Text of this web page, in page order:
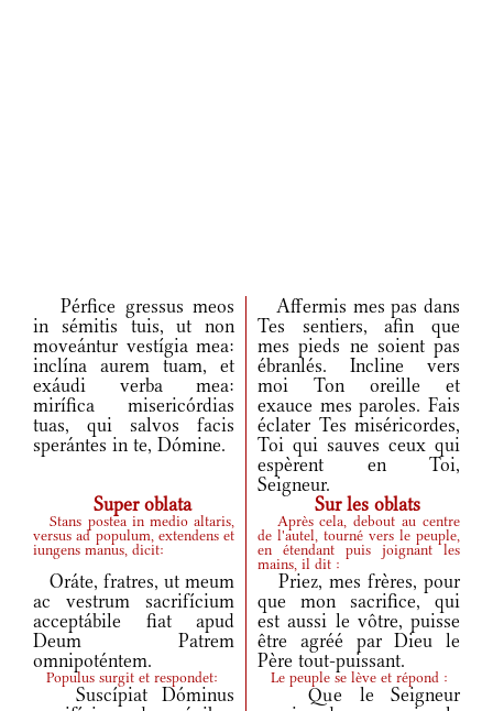
Pérfice gressus meos
in sémitis tuis, ut non
moveántur vestígia mea:
inclína aurem tuam, et
exáudi verba mea:
mirífica misericórdias
tuas, qui salvos facis
sperántes in te, Dómine.
Affermis mes pas dans
Tes sentiers, afin que
mes pieds ne soient pas
ébranlés. Incline vers
moi Ton oreille et
exauce mes paroles. Fais
éclater Tes miséricordes,
Toi qui sauves ceux qui
espèrent en Toi,
Seigneur.
Super oblata
Sur les oblats
Stans postea in medio altaris,
versus ad populum, extendens et
iungens manus, dicit:
Après cela, debout au centre
de l'autel, tourné vers le peuple,
en étendant puis joignant les
mains, il dit :
Oráte, fratres, ut meum
ac vestrum sacrifícium
acceptábile fiat apud
Deum Patrem
omnipoténtem.
Priez, mes frères, pour
que mon sacrifice, qui
est aussi le vôtre, puisse
être agréé par Dieu le
Père tout-puissant.
Populus surgit et respondet: Le peuple se lève et répond :
Suscípiat Dóminus
Que le Seigneur